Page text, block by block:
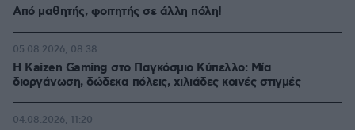
Από μαθητής, φοιτητής σε άλλη πόλη!
H Kaizen Gaming στο Παγκόσμιο Kύπελλο: Μία
διοργάνωση, δώδεκα πόλεις, χιλιάδες κοινές στιγμές
05.08.2026, 08:38
04.08.2026, 11:20